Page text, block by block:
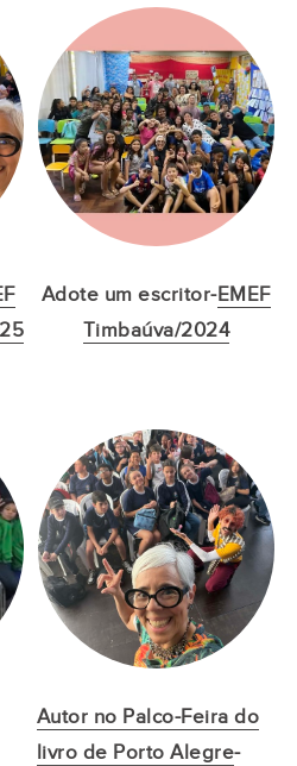
Adote um escritor-EMEF
Timbaúva/2024
Autor no Palco-Feira do
livro de Porto Alegre-